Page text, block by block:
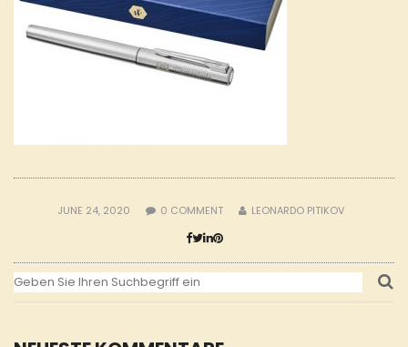
JUNE 24, 2020 0 COMMENT LEONARDO PITIKOV